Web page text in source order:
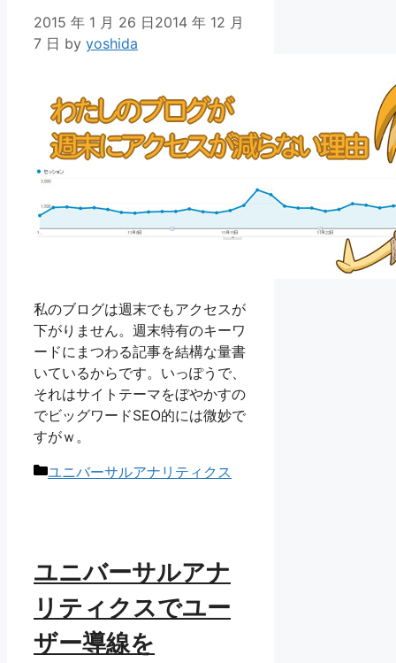
2015 年 1 月 26 日2014 年 12 月
7 日 by yoshida
私のブログは週末でもアクセスが
下がりません。週末特有のキーワ
ードにまつわる記事を結構な量書
いているからです。いっぽうで、
それはサイトテーマをぼやかすの
でビッグワードSEO的には微妙で
すがｗ。
カ
ユニバーサルアナリティクス
ユニバーサルアナ
リティクスでユー
ザー導線を